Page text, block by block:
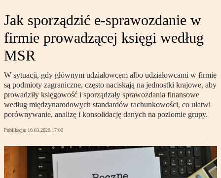
Jak sporządzić e-sprawozdanie w
firmie prowadzącej księgi według
MSR
W sytuacji, gdy głównym udziałowcem albo udziałowcami w firmie
są podmioty zagraniczne, często naciskają na jednostki krajowe, aby
prowadziły księgowość i sporządzały sprawozdania finansowe
według międzynarodowych standardów rachunkowości, co ułatwi
porównywanie, analizę i konsolidację danych na poziomie grupy.
Publikacja: 10.03.2020 17:00